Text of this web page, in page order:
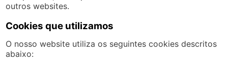
outros websites.
Cookies que utilizamos
O nosso website utiliza os seguintes cookies descritos
abaixo: